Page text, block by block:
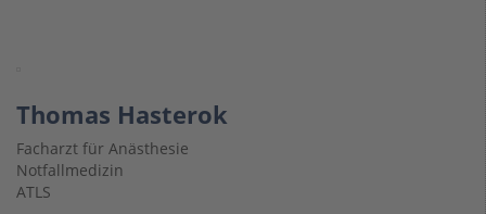
Thomas Hasterok
Facharzt für Anästhesie
Notfallmedizin
ATLS